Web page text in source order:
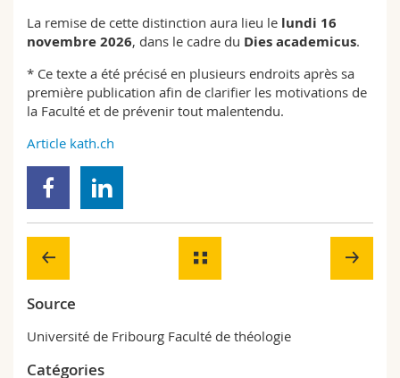
La remise de cette distinction aura lieu le lundi 16
novembre 2026, dans le cadre du Dies academicus.
* Ce texte a été précisé en plusieurs endroits après sa
première publication afin de clarifier les motivations de
la Faculté et de prévenir tout malentendu.
Article kath.ch
Source
Université de Fribourg Faculté de théologie
Catégories